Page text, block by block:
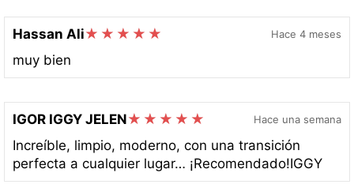
Hassan Ali Hace 4 meses
muy bien
IGOR IGGY JELEN Hace una semana
Increíble, limpio, moderno, con una transición
perfecta a cualquier lugar… ¡Recomendado!IGGY